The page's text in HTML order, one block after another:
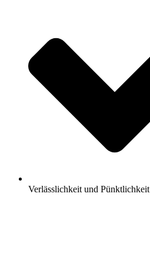
Verlässlichkeit und Pünktlichkeit